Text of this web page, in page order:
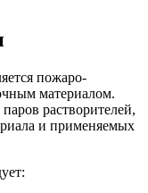
пожаро-
материалом.
растворителей,
и применяемых